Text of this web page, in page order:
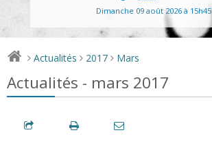
Dimanche 09 août 2026 à 15h45
> Actualités > 2017 > Mars
Actualités - mars 2017